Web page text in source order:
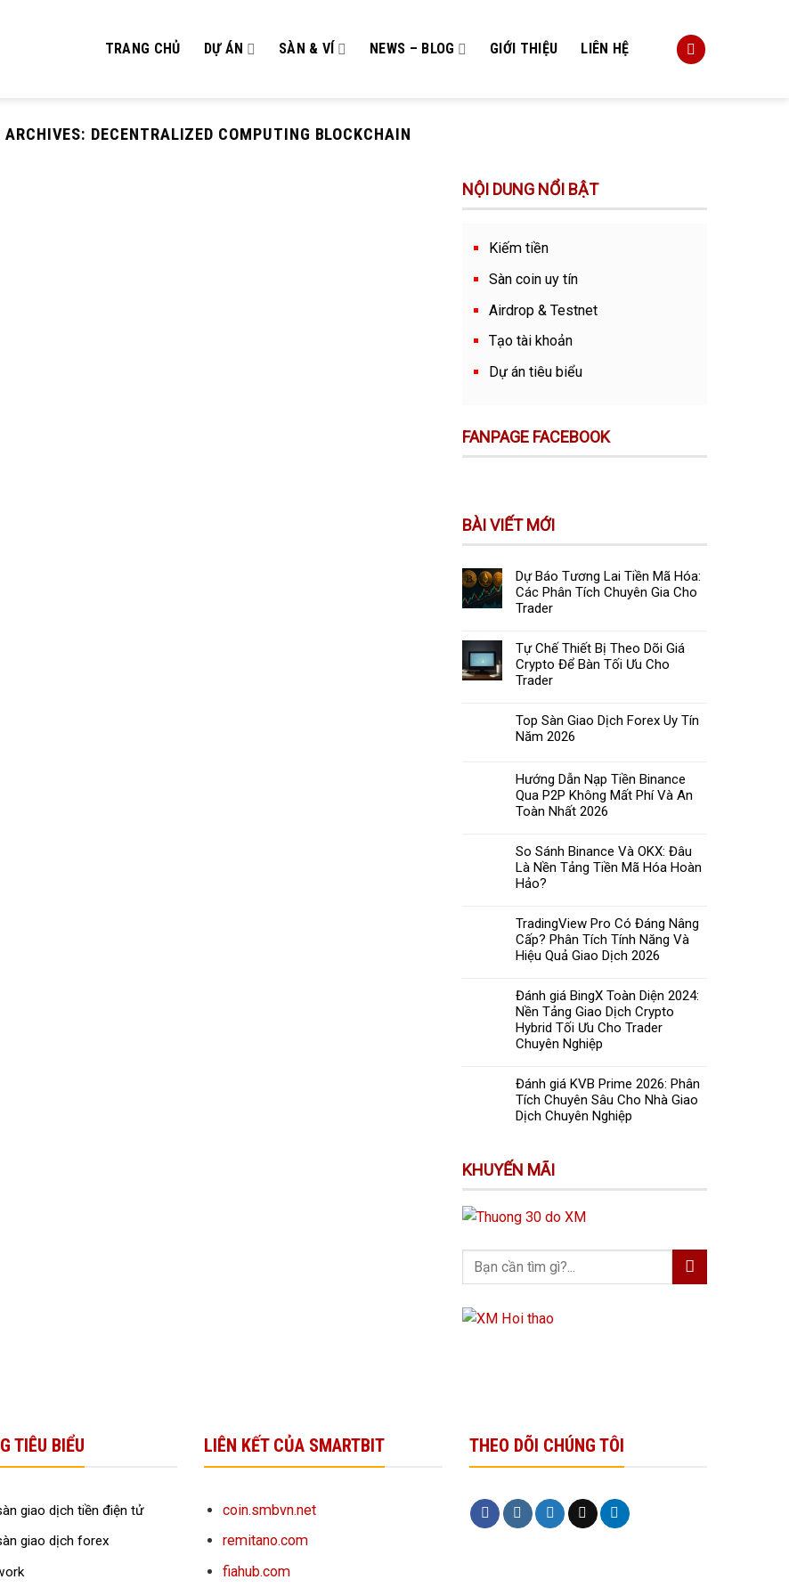
TRANG CHỦ DỰ ÁN SÀN & VÍ NEWS – BLOG GIỚI THIỆU LIÊN HỆ
ARCHIVES: DECENTRALIZED COMPUTING BLOCKCHAIN
NỘI DUNG NỔI BẬT
Kiếm tiền
Sàn coin uy tín
Airdrop & Testnet
Tạo tài khoản
Dự án tiêu biểu
FANPAGE FACEBOOK
BÀI VIẾT MỚI
Dự Báo Tương Lai Tiền Mã Hóa:
Các Phân Tích Chuyên Gia Cho
Trader
Tự Chế Thiết Bị Theo Dõi Giá
Crypto Để Bàn Tối Ưu Cho
Trader
Top Sàn Giao Dịch Forex Uy Tín
Năm 2026
Hướng Dẫn Nạp Tiền Binance
Qua P2P Không Mất Phí Và An
Toàn Nhất 2026
So Sánh Binance Và OKX: Đâu
Là Nền Tảng Tiền Mã Hóa Hoàn
Hảo?
TradingView Pro Có Đáng Nâng
Cấp? Phân Tích Tính Năng Và
Hiệu Quả Giao Dịch 2026
Đánh giá BingX Toàn Diện 2024:
Nền Tảng Giao Dịch Crypto
Hybrid Tối Ưu Cho Trader
Chuyên Nghiệp
Đánh giá KVB Prime 2026: Phân
Tích Chuyên Sâu Cho Nhà Giao
Dịch Chuyên Nghiệp
KHUYẾN MÃI
TIÊU BIỂU
giao dịch tiền điện tử
giao dịch forex
LIÊN KẾT CỦA SMARTBIT
coin.smbvn.net
remitano.com
fiahub.com
THEO DÕI CHÚNG TÔI